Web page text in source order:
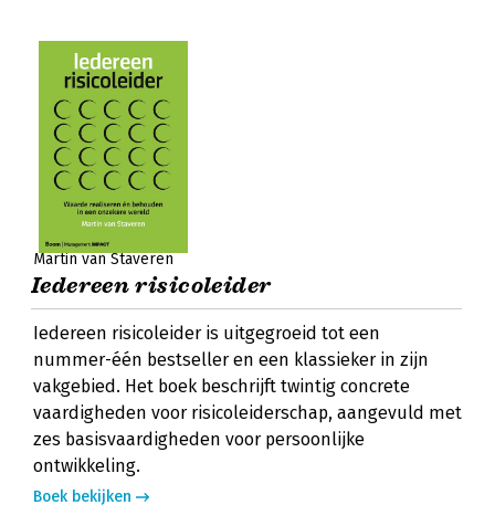
Martin van Staveren
Iedereen risicoleider
Iedereen risicoleider is uitgegroeid tot een
nummer-één bestseller en een klassieker in zijn
vakgebied. Het boek beschrijft twintig concrete
vaardigheden voor risicoleiderschap, aangevuld met
zes basisvaardigheden voor persoonlijke
ontwikkeling.
Boek bekijken